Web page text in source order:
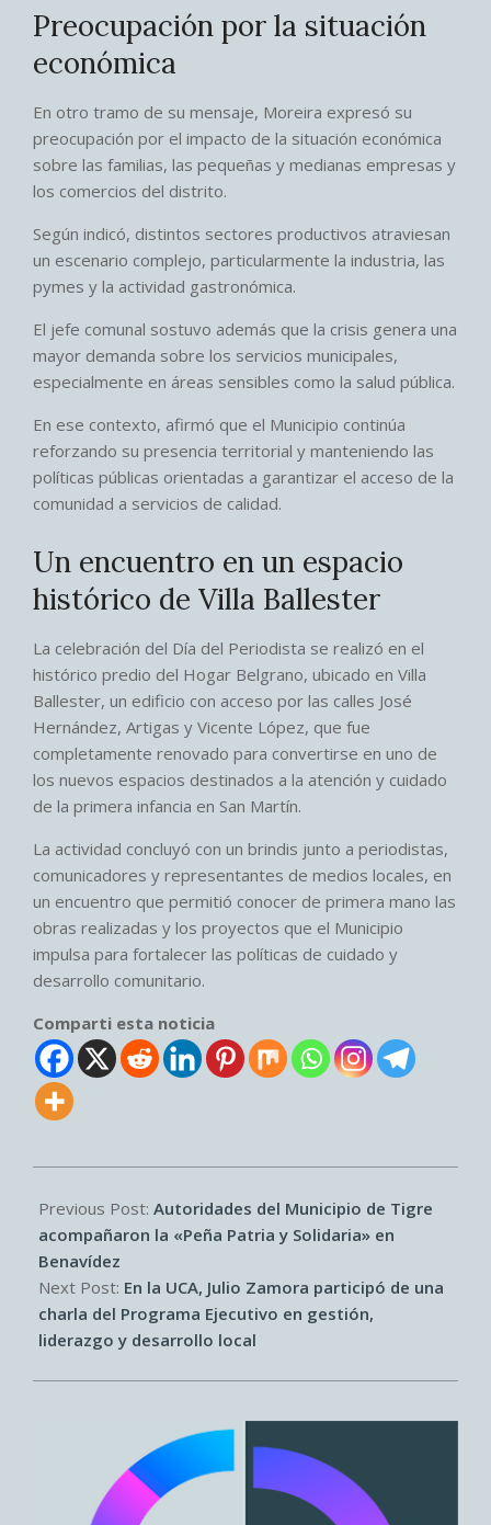
Preocupación por la situación
económica
En otro tramo de su mensaje, Moreira expresó su
preocupación por el impacto de la situación económica
sobre las familias, las pequeñas y medianas empresas y
los comercios del distrito.
Según indicó, distintos sectores productivos atraviesan
un escenario complejo, particularmente la industria, las
pymes y la actividad gastronómica.
El jefe comunal sostuvo además que la crisis genera una
mayor demanda sobre los servicios municipales,
especialmente en áreas sensibles como la salud pública.
En ese contexto, afirmó que el Municipio continúa
reforzando su presencia territorial y manteniendo las
políticas públicas orientadas a garantizar el acceso de la
comunidad a servicios de calidad.
Un encuentro en un espacio
histórico de Villa Ballester
La celebración del Día del Periodista se realizó en el
histórico predio del Hogar Belgrano, ubicado en Villa
Ballester, un edificio con acceso por las calles José
Hernández, Artigas y Vicente López, que fue
completamente renovado para convertirse en uno de
los nuevos espacios destinados a la atención y cuidado
de la primera infancia en San Martín.
La actividad concluyó con un brindis junto a periodistas,
comunicadores y representantes de medios locales, en
un encuentro que permitió conocer de primera mano las
obras realizadas y los proyectos que el Municipio
impulsa para fortalecer las políticas de cuidado y
desarrollo comunitario.
Comparti esta noticia
06-
08
Previous Post: Autoridades del Municipio de Tigre
acompañaron la «Peña Patria y Solidaria» en
Benavídez
Next Post: En la UCA, Julio Zamora participó de una
charla del Programa Ejecutivo en gestión,
liderazgo y desarrollo local